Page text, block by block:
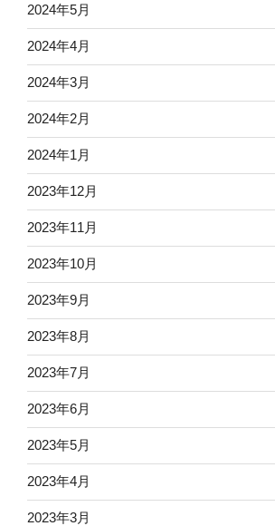
2024年5月
2024年4月
2024年3月
2024年2月
2024年1月
2023年12月
2023年11月
2023年10月
2023年9月
2023年8月
2023年7月
2023年6月
2023年5月
2023年4月
2023年3月